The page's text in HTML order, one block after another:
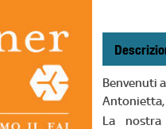
Benvenuti
Antonietta,
La